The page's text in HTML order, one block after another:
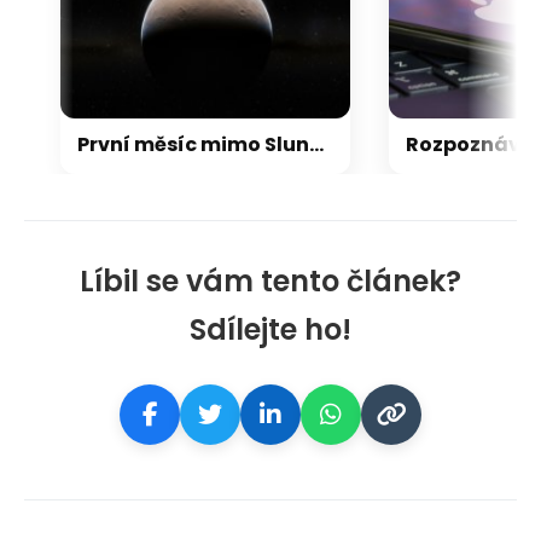
Líbil se vám tento článek?
Sdílejte ho!
První měsíc mimo Sluneční soustavu: Vědci možná objevili výjimečný systém